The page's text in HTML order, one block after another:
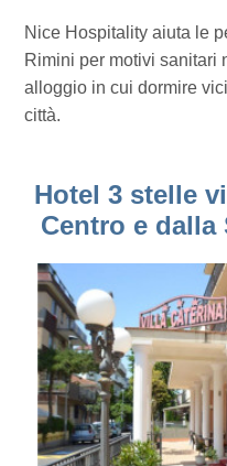
Nice Hospitality aiuta le
Rimini per motivi sanitari
alloggio in cui dormire
città.
Hotel 3 stelle
Centro e